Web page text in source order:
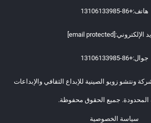
هاتف:+86-13106133985
الإلكتروني:
جوال:+86-13106133985
الملكية © 2026 شركة ونتشو زويو الصينية للإبداع الثقافي والإبداعات
المحدودة. جميع الحقوق محفوظة.
سياسة الخصوصية